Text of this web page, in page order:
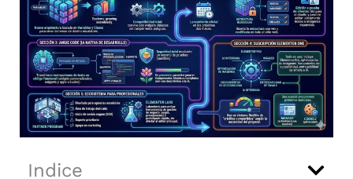
Indice